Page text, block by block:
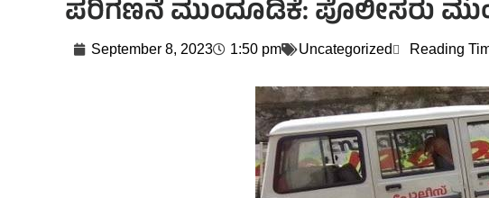
ಪರಿಗಣನೆ ಮುಂದೂಡಿಕೆ: ಪೊಲೀಸರು
September 8, 2023 1:50 pm Uncategorized Reading